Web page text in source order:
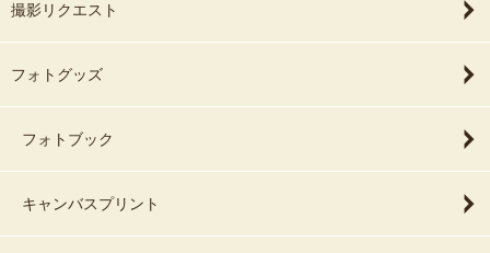
撮影リクエスト
フォトグッズ
フォトブック
キャンバスプリント